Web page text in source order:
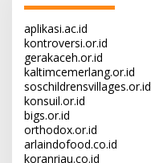
aplikasi.ac.id
kontroversi.or.id
gerakaceh.or.id
kaltimcemerlang.or.id
soschildrensvillages.or.id
konsuil.or.id
bigs.or.id
orthodox.or.id
arlaindofood.co.id
koranriau.co.id